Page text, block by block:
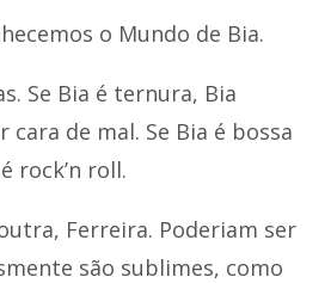
o Mundo de Bia.
Se Bia é ternura, Bia
de mal. Se Bia é bossa
rock’n roll.
Ferreira. Poderiam ser
são sublimes, como